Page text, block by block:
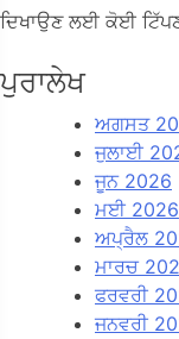
ਦਿਖਾਉਣ ਲਈ ਕੋਈ
ਪੁਰਾਲੇਖ
ਅਗਸਤ
ਜੁਲਾਈ
ਜੂਨ 2026
ਮਈ 2026
ਅਪ੍ਰੈਲ
ਮਾਰਚ
ਫਰਵਰੀ
ਜਨਵਰੀ